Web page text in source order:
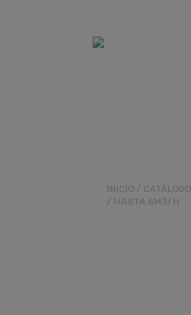
INICIO / CATÁLOGO
/ HASTA 6M3/H